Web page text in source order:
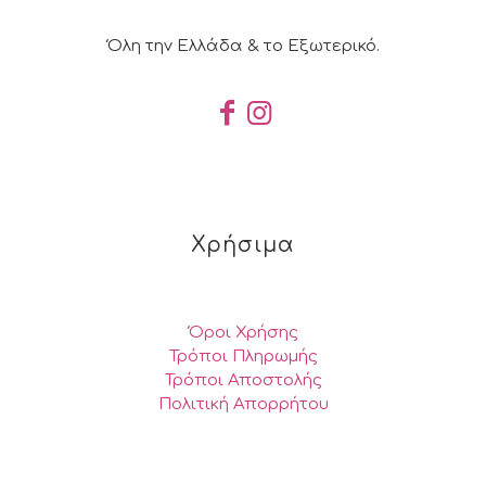
Όλη την Ελλάδα & το Εξωτερικό.
Χρήσιμα
Όροι Χρήσης
Τρόποι Πληρωμής
Τρόποι Αποστολής
Πολιτική Απορρήτου